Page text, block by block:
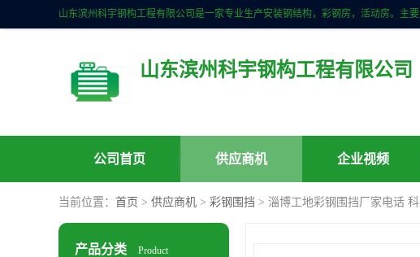
山东滨州科宇钢构工程有限公司
公司首页 供应商机 企业视频
当前位置： 首页 > 供应商机 > 彩钢围挡 > 淄博工地彩钢围挡厂家电话
产品分类 Product